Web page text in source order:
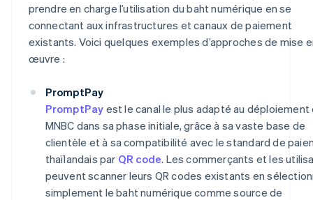
prendre en charge l’utilisation du baht numérique en se
connectant aux infrastructures et canaux de paiement
existants. Voici quelques exemples d’approches de mise
œuvre :
PromptPay
PromptPay est le canal le plus adapté au déploiement
MNBC dans sa phase initiale, grâce à sa vaste base de
clientèle et à sa compatibilité avec le standard de
thaïlandais par QR code. Les commerçants et les
peuvent scanner leurs QR codes existants en
simplement le baht numérique comme source de